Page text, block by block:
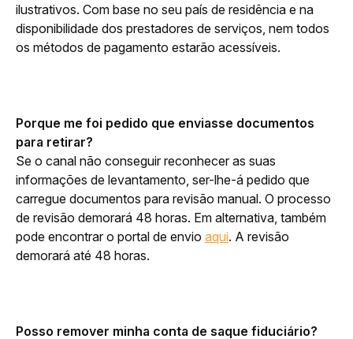
ilustrativos. Com base no seu país de residência e na
disponibilidade dos prestadores de serviços, nem todos
os métodos de pagamento estarão acessíveis.
Porque me foi pedido que enviasse documentos
para retirar?
Se o canal não conseguir reconhecer as suas
informações de levantamento, ser-lhe-á pedido que
carregue documentos para revisão manual. O processo
de revisão demorará 48 horas. Em alternativa, também
pode encontrar o portal de envio aqui. A revisão
demorará até 48 horas.
Posso remover minha conta de saque fiduciário?